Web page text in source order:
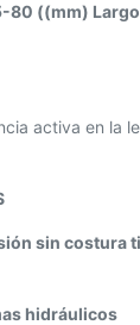
80 ((mm)
activa en la
sin costura
hidráulicos